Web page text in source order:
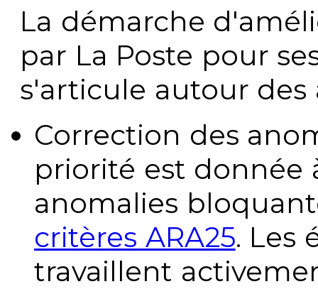
La démarche
par La Poste pour
s'articule autour des
Correction des
priorité est donnée
anomalies
critères ARA25. Les
travaillent